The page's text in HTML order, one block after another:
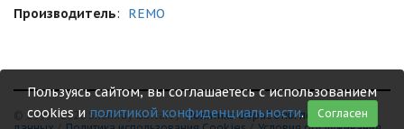
Производитель: REMO
© 1999 - 2026 Shamray Guitars /Политика обработки персональных
Пользуясь сайтом, вы соглашаетесь с использованием
cookies и политикой конфиденциальности. Согласен